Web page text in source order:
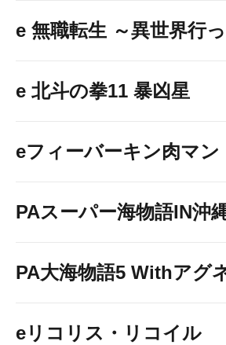
e 無職転生 ～異世界行
e 北斗の拳11 暴凶星
eフィーバーキン肉マン
PAスーパー海物語IN沖
PA大海物語5 Withアグ
eリコリス・リコイル